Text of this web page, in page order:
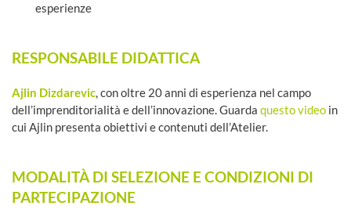
esperienze
RESPONSABILE DIDATTICA
Ajlin Dizdarevic, con oltre 20 anni di esperienza nel campo
dell’imprenditorialità e dell’innovazione. Guarda questo video in
cui Ajlin presenta obiettivi e contenuti dell’Atelier.
MODALITÀ DI SELEZIONE E CONDIZIONI DI
PARTECIPAZIONE